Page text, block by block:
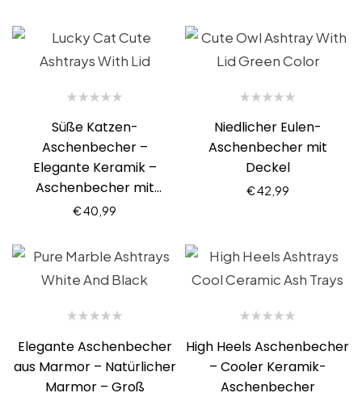
Süße Katzen-
Aschenbecher –
Elegante Keramik –
Aschenbecher mit
Deckel
€40,99
Niedlicher Eulen-
Aschenbecher mit
Deckel
€42,99
Elegante Aschenbecher
aus Marmor – Natürlicher
Marmor – Groß
High Heels Aschenbecher
– Cooler Keramik-
Aschenbecher